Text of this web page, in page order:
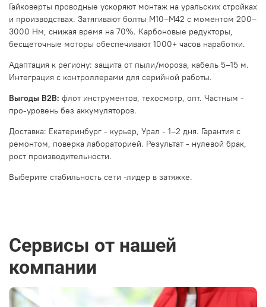
Гайковерты проводные ускоряют монтаж на уральских стройках
и производствах. Затягивают болты М10–М42 с моментом 200–
3000 Нм, снижая время на 70%. Карбоновые редукторы,
бесщеточные моторы обеспечивают 1000+ часов наработки.
Адаптация к региону: защита от пыли/мороза, кабель 5–15 м.
Интеграция с контроллерами для серийной работы.
Выгоды B2B: флот инструментов, техосмотр, опт. Частным -
про-уровень без аккумуляторов.
Доставка: Екатеринбург - курьер, Урал - 1–2 дня. Гарантия с
ремонтом, поверка лабораторией. Результат - нулевой брак,
рост производительности.
Выберите стабильность сети -лидер в затяжке.
Сервисы от нашей
компании